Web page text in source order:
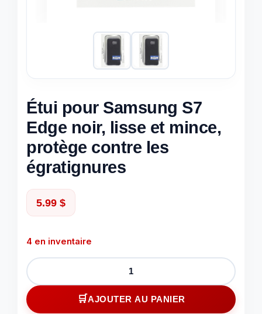
Étui pour Samsung S7
Edge noir, lisse et mince,
protège contre les
égratignures
5.99 $
4 en inventaire
quantité
de
Étui
pour
AJOUTER AU PANIER